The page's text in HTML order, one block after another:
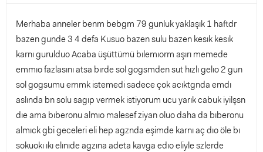
Merhaba anneler benm bebgm 79 gunluk yaklaşık 1 haftdr
bazen gunde 3 4 defa Kusuo bazen sulu bazen kesık kesık
karnı gurulduo Acaba üşüttümü bılemıorm aşırı memede
emmıo fazlasını atsa bırde sol gogsmden sut hızlı gelıo 2 gun
sol gogsumu emmk istemedi sadece çok acıktgnda emdı
aslında bn solu sagıp vermek istiyorum ucu yarık cabuk iyilşsn
dıe ama bıberonu almıo malesef ziyan oluo daha da bıberonu
almıck gbi geceleri eli hep agznda eşimde karnı aç dıo öle bı
sokuokı ıkı elınıde agzına adeta kavga edıo eliyle szlerde